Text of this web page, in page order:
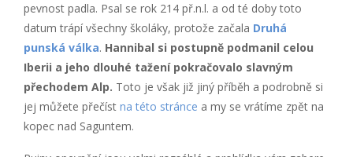
pevnost padla. Psal se rok 214 př.n.l. a od té doby toto
datum trápí všechny školáky, protože začala Druhá
punská válka. Hannibal si postupně podmanil celou
Iberii a jeho dlouhé tažení pokračovalo slavným
přechodem Alp. Toto je však již jiný příběh a podrobně si
jej můžete přečíst na této stránce a my se vrátíme zpět na
kopec nad Saguntem.